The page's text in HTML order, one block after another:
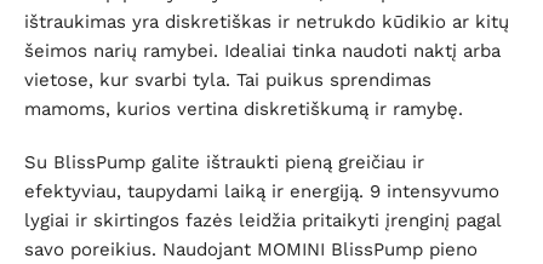
ištraukimas yra diskretiškas ir netrukdo kūdikio ar kitų
šeimos narių ramybei. Idealiai tinka naudoti naktį arba
vietose, kur svarbi tyla. Tai puikus sprendimas
mamoms, kurios vertina diskretiškumą ir ramybę.
Su BlissPump galite ištraukti pieną greičiau ir
efektyviau, taupydami laiką ir energiją. 9 intensyvumo
lygiai ir skirtingos fazės leidžia pritaikyti įrenginį pagal
savo poreikius. Naudojant MOMINI BlissPump pieno